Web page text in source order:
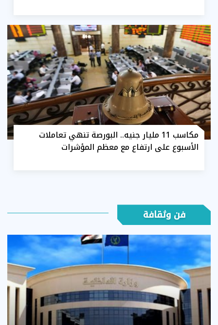
مكاسب 11 مليار جنيه.. البورصة تنهي تعاملات
الأسبوع على ارتفاع مع معظم المؤشرات
فن وثقافة